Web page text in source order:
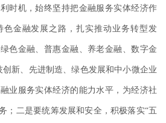
时机，始终坚持把金融服务实体经济作
色金融发展之路，扎实推动业务转型发
色金融、普惠金融、养老金融、数字金
新、先进制造、绿色发展和中小微企业
业服务实体经济的能力水平，为经济社
；二是要统筹发展和安全，积极落实“五